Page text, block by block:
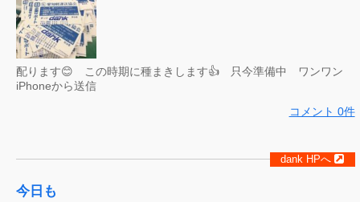
配ります😊 この時期に種まきします👍 只今準備中 ワンワン
iPhoneから送信
コメント 0件
今日も
dank HPへ